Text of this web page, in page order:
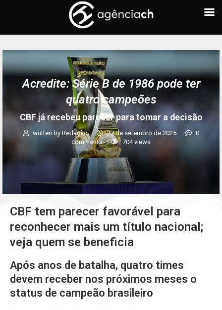
Acredite: Série B de 1986 pode ter
quatro campeões
CBF já recebeu parecer para tomar a decisão
written by Redação 27 de setembro de 2025
0
comments
704views
CBF tem parecer favorável para
reconhecer mais um título nacional;
veja quem se beneficia
Após anos de batalha, quatro times
devem receber nos próximos meses o
status de campeão brasileiro